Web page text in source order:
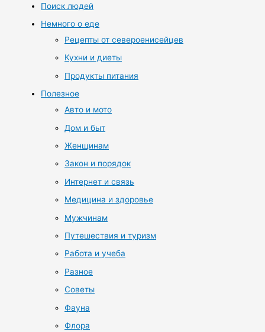
Поиск людей
Немного о еде
Рецепты от североенисейцев
Кухни и диеты
Продукты питания
Полезное
Авто и мото
Дом и быт
Женщинам
Закон и порядок
Интернет и связь
Медицина и здоровье
Мужчинам
Путешествия и туризм
Работа и учеба
Разное
Советы
Фауна
Флора